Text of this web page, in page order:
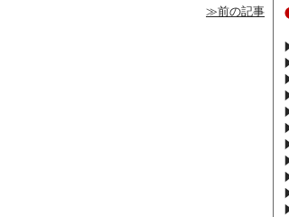
≫前の記事